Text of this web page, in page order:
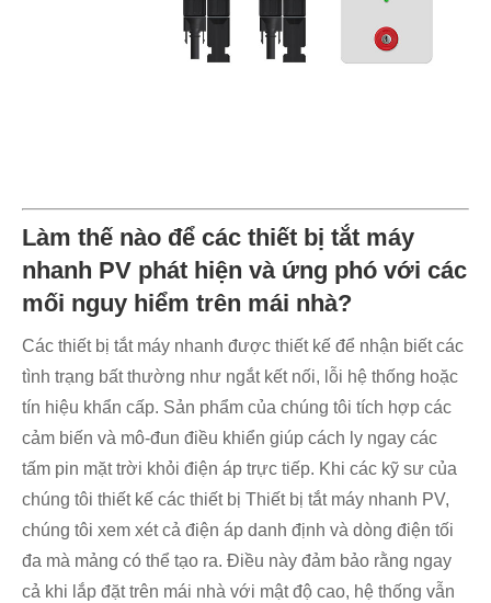
Làm thế nào để các thiết bị tắt máy
nhanh PV phát hiện và ứng phó với các
mối nguy hiểm trên mái nhà?
Các thiết bị tắt máy nhanh được thiết kế để nhận biết các
tình trạng bất thường như ngắt kết nối, lỗi hệ thống hoặc
tín hiệu khẩn cấp. Sản phẩm của chúng tôi tích hợp các
cảm biến và mô-đun điều khiển giúp cách ly ngay các
tấm pin mặt trời khỏi điện áp trực tiếp. Khi các kỹ sư của
chúng tôi thiết kế các thiết bị Thiết bị tắt máy nhanh PV,
chúng tôi xem xét cả điện áp danh định và dòng điện tối
đa mà mảng có thể tạo ra. Điều này đảm bảo rằng ngay
cả khi lắp đặt trên mái nhà với mật độ cao, hệ thống vẫn